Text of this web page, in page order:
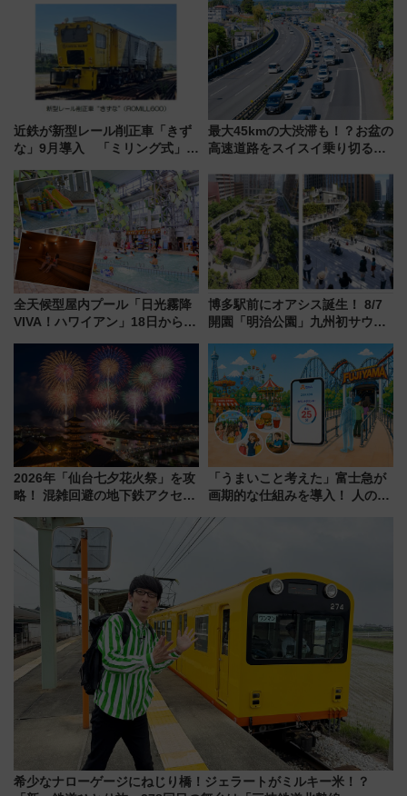
行開始に！ この夏は直通列車で
横浜へ！
デコレーションも徹底解説
近鉄が新型レール削正車「きず
な」9月導入 「ミリング式」採
化！安全性や乗り心地の向上に
貢献するだけでなく、全線区で
活躍するための仕組みも
最大45kmの大渋滞も！？お盆の
高速道路をスイスイ乗り切る快
全天候型屋内プール「日光霧降
VIVA！ハワイアン」18日から営
ァミリーから大人まで幅広い世
代が一日中楽しる夏のリゾート
を楽しんで
博多駅前にオアシス誕生！ 8/7
開園「明治公園」九州初サウナ
品グルメ登場で駅前の過ごし方
はどう変わる？
2026年「仙台七夕花火祭」を攻
略！ 混雑回避の地下鉄アクセス
火前に楽しむ仙台観光ルートま
で解説！
「うまいこと考えた」富士急が
画期的な仕組みを導入！ 人のか
ん」始動
希少なナローゲージにねじり橋！ジェラートがミルキー米！？